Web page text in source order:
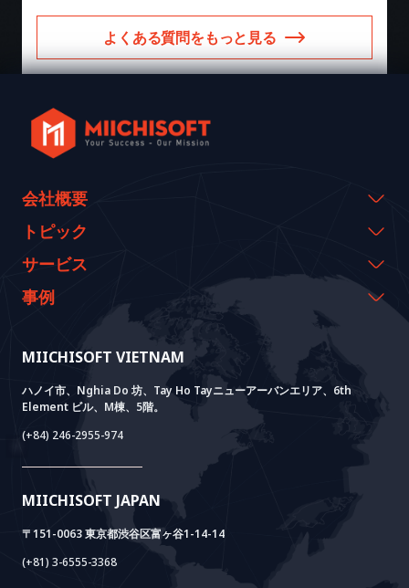
よくある質問をもっと見る
MIICHISOFT VIETNAM
ハノイ市、Nghia Do 坊、Tay Ho Tayニューアーバンエリア、6th
Element ビル、M棟、5階。
(+84) 246-2955-974
MIICHISOFT JAPAN
〒151-0063 東京都渋谷区富ヶ谷1-14-14
(+81) 3-6555-3368
会社概要
会社概要
代表のメッセージ
沿革
価値観
トピック
イベント & ウェビナー
資料室
ニュース
FAQ
サービス
AI CO-CREATION
AI PoC開発
Core Lab
System Lab
Power Lab
Cloud Lab
AI+ SOLUTIONS
AI+ Products
Meet AI+
AI+ Package
RAG Package
VIETNAM BRIDGE
BOTモデル
法人設立支援
事例
実績
お客様の声